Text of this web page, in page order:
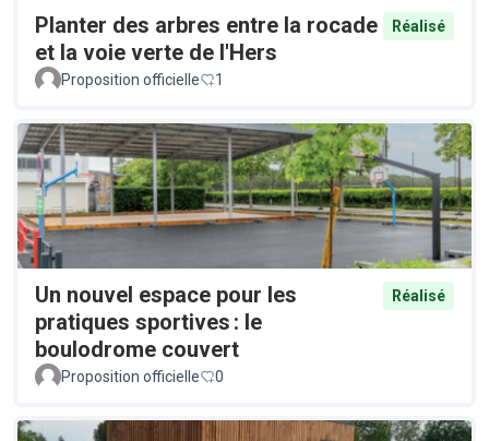
Planter des arbres entre la rocade
et la voie verte de l'Hers
Réalisé
Proposition officielle 1
Un nouvel espace pour les
pratiques sportives : le
boulodrome couvert
Réalisé
Proposition officielle 0